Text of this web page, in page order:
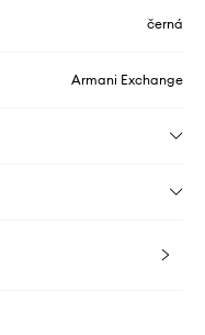
černá
Armani Exchange